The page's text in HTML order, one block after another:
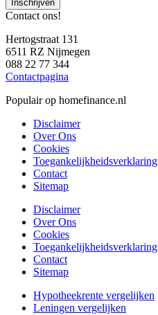
Inschrijven
Contact ons!
Hertogstraat 131
6511 RZ Nijmegen
088 22 77 344
Contactpagina
Populair op homefinance.nl
Disclaimer
Over Ons
Cookies
Toegankelijkheidsverklaring
Contact
Sitemap
Disclaimer
Over Ons
Cookies
Toegankelijkheidsverklaring
Contact
Sitemap
Hypotheekrente vergelijken
Leningen vergelijken